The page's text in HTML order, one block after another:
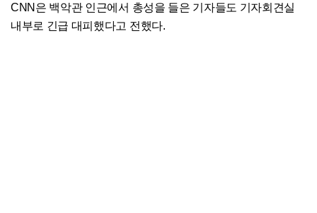
CNN은 백악관 인근에서 총성을 들은 기자들도 기자회견실
내부로 긴급 대피했다고 전했다.